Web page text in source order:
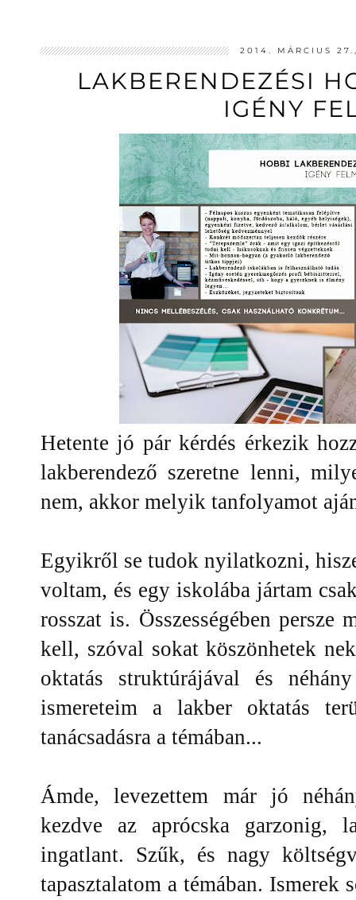
2014. MÁRCIUS
LAKBERENDEZÉSI
IGÉNY
Hetente jó pár kérdés érkezik
lakberendező szeretne lenni,
nem, akkor melyik tanfolyamot
Egyikről se tudok nyilatkozni,
voltam, és egy iskolába jártam
rosszat is. Összességében persze
kell, szóval sokat köszönhetek
oktatás struktúrájával és
ismereteim a lakber oktatás
tanácsadásra a témában...
Ámde, levezettem már jó
kezdve az aprócska garzonig,
ingatlant. Szűk, és nagy
tapasztalatom a témában.